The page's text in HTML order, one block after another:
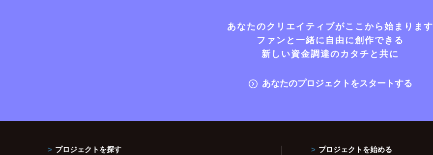
あなたのクリエイティブがここから始まります
ファンと一緒に自由に創作できる
新しい資金調達のカタチと共に
あなたのプロジェクトをスタートする
プロジェクトを探す
プロジェクトを始める